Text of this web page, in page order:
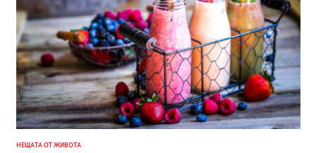
НЕЩАТА ОТ ЖИВОТА